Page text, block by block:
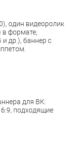
один видеоролик
в формате,
др.), баннер с
для ВК:
подходящие